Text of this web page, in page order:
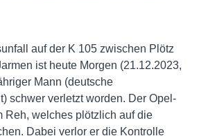
auf der K 105 zwischen Plötz
ist heute Morgen (21.12.2023,
Mann (deutsche
schwer verletzt worden. Der Opel-
Reh, welches plötzlich auf die
Dabei verlor er die Kontrolle